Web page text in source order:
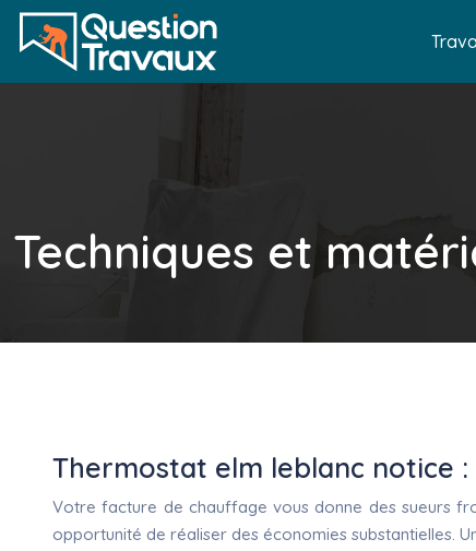
Techniques et
Thermostat elm leblanc notice
Votre facture de chauffage vous donne des sueurs
opportunité de réaliser des économies substantielles.